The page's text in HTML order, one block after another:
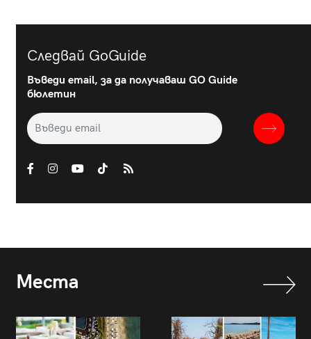
Следвай GoGuide
Въведи email, за да получаваш GO Guide
бюлетин
Места